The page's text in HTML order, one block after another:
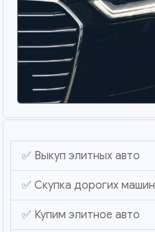
✅ Выкуп элитных авто
✅ Скупка дорогих машин
✅ Купим элитное авто